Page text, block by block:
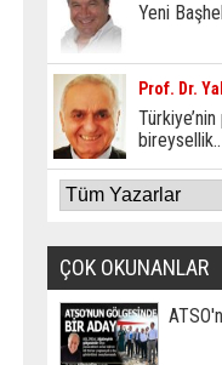
Yeni
Prof. Dr.
bireysellik..
ÇOK OKUNANLAR